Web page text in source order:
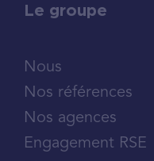
Le groupe
Nous
Nos références
Nos agences
Engagement RSE